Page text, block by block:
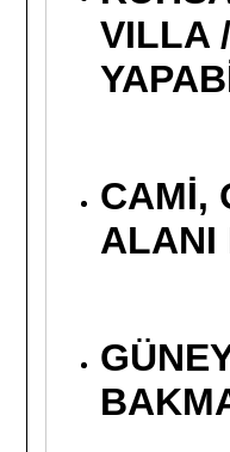
VILLA
CAMİ,
ALANI